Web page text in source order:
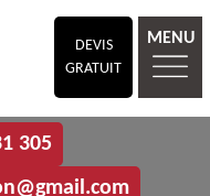
DEVIS
GRATUIT
MENU
305